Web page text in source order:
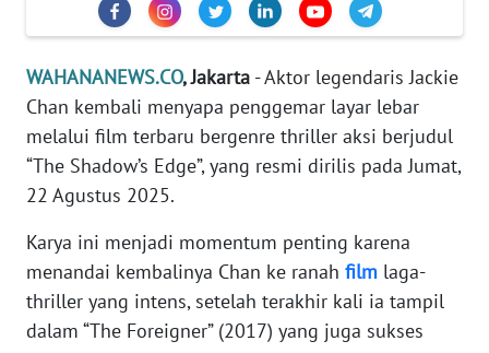
WAHANANEWS.CO, Jakarta - Aktor legendaris Jackie
Chan kembali menyapa penggemar layar lebar
melalui film terbaru bergenre thriller aksi berjudul
“The Shadow’s Edge”, yang resmi dirilis pada Jumat,
22 Agustus 2025.
Karya ini menjadi momentum penting karena
menandai kembalinya Chan ke ranah film laga-
thriller yang intens, setelah terakhir kali ia tampil
dalam “The Foreigner” (2017) yang juga sukses
OLAHRAGA
OPINI
EDITORIAL
Informasi
INDEKS
BERITA
KONTAK